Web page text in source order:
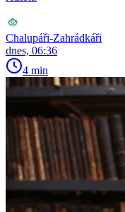
Chalupáři-Zahrádkáři
dnes, 06:36
4 min